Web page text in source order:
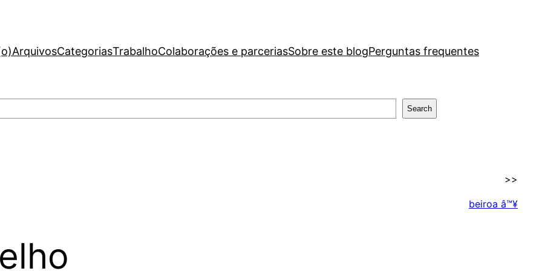
ArquivosCategoriasTrabalhoColaborações e parceriasSobre este blogPerguntas frequentes
Search
>>
beiroa â™¥